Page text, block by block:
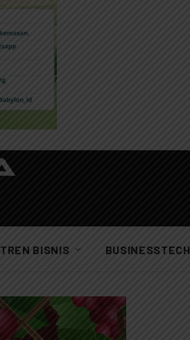
TREN BISNIS BUSINESSTECH